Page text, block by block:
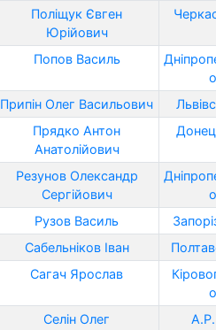
Поліщук Євген
Юрійович
Попов Василь
Припін Олег Васильович
Прядко Антон
Анатолійович
Резунов Олександр
Сергійович
Рузов Василь
Сабельніков Іван
Сагач Ярослав
Селін Олег